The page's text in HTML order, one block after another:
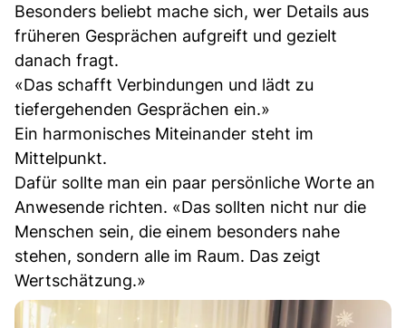
Besonders beliebt mache sich, wer Details aus
früheren Gesprächen aufgreift und gezielt
danach fragt.
«Das schafft Verbindungen und lädt zu
tiefergehenden Gesprächen ein.»
Ein harmonisches Miteinander steht im
Mittelpunkt.
Dafür sollte man ein paar persönliche Worte an
Anwesende richten. «Das sollten nicht nur die
Menschen sein, die einem besonders nahe
stehen, sondern alle im Raum. Das zeigt
Wertschätzung.»